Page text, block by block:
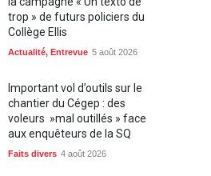
la campagne « Un texto de
trop » de futurs policiers du
Collège Ellis
Actualité, Entrevue 5 août 2026
Important vol d’outils sur le
chantier du Cégep : des
voleurs »mal outillés » face
aux enquêteurs de la SQ
Faits divers 4 août 2026